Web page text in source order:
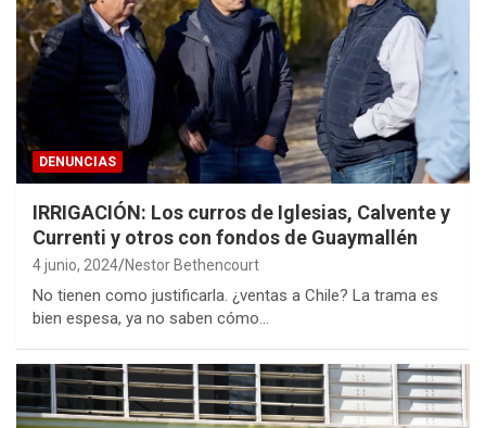
DENUNCIAS
IRRIGACIÓN: Los curros de Iglesias, Calvente y
Currenti y otros con fondos de Guaymallén
4 junio, 2024 Nestor Bethencourt
No tienen como justificarla. ¿ventas a Chile? La trama es
bien espesa, ya no saben cómo…